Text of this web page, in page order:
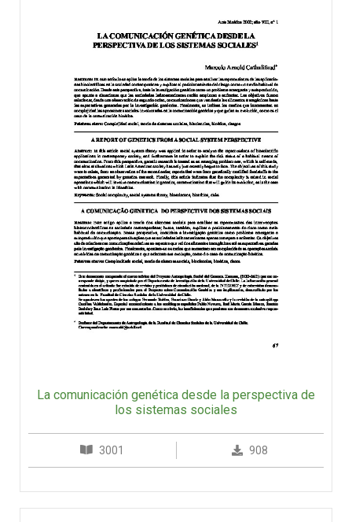
La comunicación genética desde la perspectiva de
los sistemas sociales
3001 908